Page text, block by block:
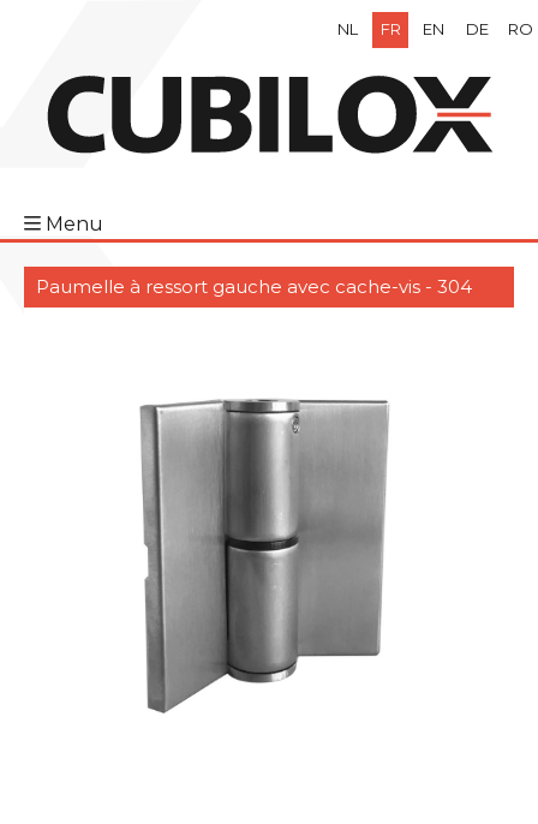
NL FR EN DE RO
Menu
Paumelle à ressort gauche avec cache-vis - 304